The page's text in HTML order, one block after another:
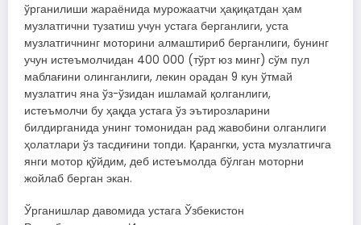
ўрганилиши жараёнида мурожаатчи ҳақиқатдан ҳам
музлатгични тузатиш учун устага берганлиги, уста
музлатгичнинг моторини алмаштириб берганлиги, бунинг
учун истеъмолчидан 400 000 (тўрт юз минг) сўм пул
маблағини олинганлиги, лекин орадан 9 кун ўтмай
музлатгич яна ўз-ўзидан ишламай қолганлиги,
истеъмолчи бу ҳақда устага ўз эътирозларини
билдирганида унинг томонидан рад жавобини олганлиги
ҳолатлари ўз тасдиғини топди. Қарангки, уста музлатгичга
янги мотор қўйдим, деб истеъмолда бўлган моторни
жойлаб берган экан.
Ўрганишлар давомида устага Ўзбекистон